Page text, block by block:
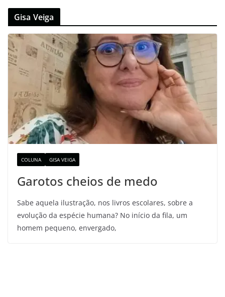
Gisa Veiga
COLUNA GISA VEIGA
Garotos cheios de medo
Sabe aquela ilustração, nos livros escolares, sobre a
evolução da espécie humana? No início da fila, um
homem pequeno, envergado,